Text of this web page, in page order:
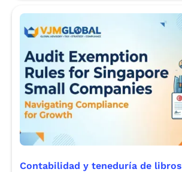
Contabilidad y teneduría de libros